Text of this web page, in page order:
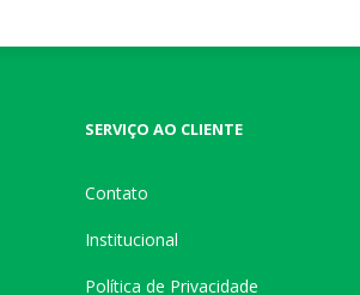
SERVIÇO AO CLIENTE
Contato
Institucional
Política de Privacidade